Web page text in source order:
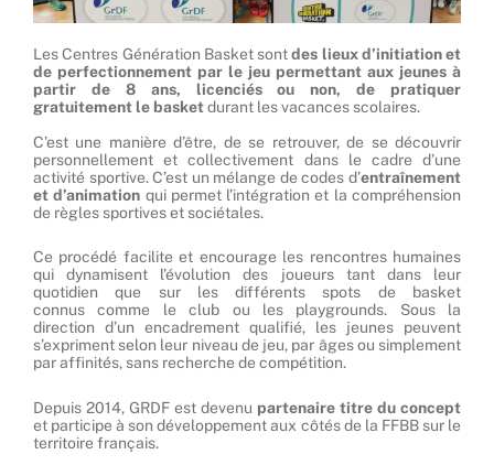
Les Centres Génération Basket sontdes lieux d’initiation et
de perfectionnement par le jeu permettant aux jeunes à
partir de 8 ans, licenciés ou non, de pratiquer
gratuitement le basketdurant les vacances scolaires.
C’est une manière d’être, de se retrouver, de se découvrir
personnellement et collectivement dans le cadre d’une
activité sportive. C’est un mélange de codes d’entraînement
et d’animation qui permet l’intégration et la compréhension
de règles sportives et sociétales.
Ce procédé facilite et encourage les rencontres humaines
qui dynamisent l’évolution des joueurs tant dans leur
quotidien que sur les différents spots de basket
connus comme le club ou les playgrounds. Sous la
direction d’un encadrement qualifié, les jeunes peuvent
s’expriment selon leur niveau de jeu, par âges ou simplement
par affinités, sans recherche de compétition.
Depuis 2014, GRDF est devenu partenaire titre du concept
et participe à son développement aux côtés de la FFBB sur le
territoire français.